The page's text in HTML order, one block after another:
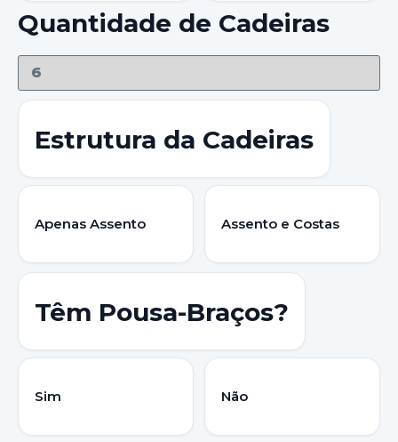
Quantidade de Cadeiras
Estrutura da Cadeiras
Apenas Assento Assento e Costas
Têm Pousa-Braços?
Sim Não